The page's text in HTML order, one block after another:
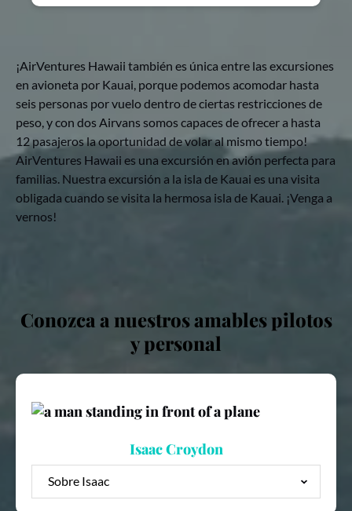
¡AirVentures Hawaii también es única entre las excursiones
en avioneta por Kauai, porque podemos acomodar hasta
seis personas por vuelo dentro de ciertas restricciones de
peso, y con dos Airvans somos capaces de ofrecer a hasta
12 pasajeros la oportunidad de volar al mismo tiempo!
AirVentures Hawaii es una excursión en avión perfecta para
familias. Nuestra excursión a la isla de Kauai es una visita
obligada cuando se visita la hermosa isla de Kauai. ¡Venga a
vernos!
Conozca a nuestros amables pilotos
y personal
Isaac Croydon
Sobre Isaac